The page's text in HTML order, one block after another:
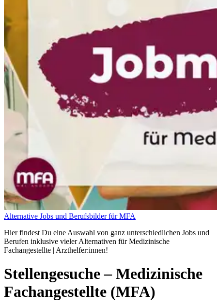
Alternative Jobs und Berufsbilder für MFA
Hier findest Du eine Auswahl von ganz unterschiedlichen Jobs und
Berufen inklusive vieler Alternativen für Medizinische
Fachangestellte | Arzthelfer:innen!
Stellengesuche– Medizinische
Fachangestellte (MFA)